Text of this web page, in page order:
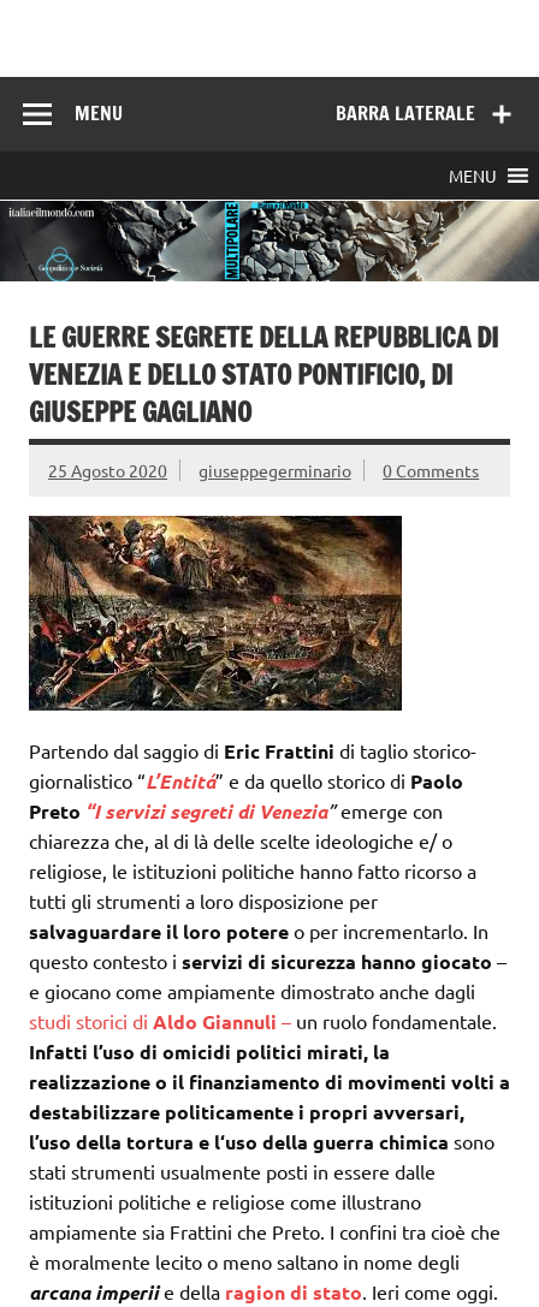
BARRA LATERALE
MENU
MENU
LE GUERRE SEGRETE DELLA REPUBBLICA DI
VENEZIA E DELLO STATO PONTIFICIO, DI
GIUSEPPE GAGLIANO
25 Agosto 2020 giuseppegerminario 0 Comments
Partendo dal saggio di Eric Frattini di taglio storico-
giornalistico “L’Entitá” e da quello storico di Paolo
Preto “I servizi segreti di Venezia”emerge con
chiarezza che, al di là delle scelte ideologiche e/ o
religiose, le istituzioni politiche hanno fatto ricorso a
tutti gli strumenti a loro disposizione per
salvaguardare il loro potere o per incrementarlo. In
questo contesto i servizi di sicurezza hanno giocato –
e giocano come ampiamente dimostrato anche dagli
studi storici di Aldo Giannuli – un ruolo fondamentale.
Infatti l’uso di omicidi politici mirati, la
realizzazione o il finanziamento di movimenti volti a
destabilizzare politicamente i propri avversari,
l’uso della tortura e l‘uso della guerra chimica sono
stati strumenti usualmente posti in essere dalle
istituzioni politiche e religiose come illustrano
ampiamente sia Frattini che Preto. I confini tra cioè che
è moralmente lecito o meno saltano in nome degli
arcana imperiie della ragion di stato. Ieri come oggi.